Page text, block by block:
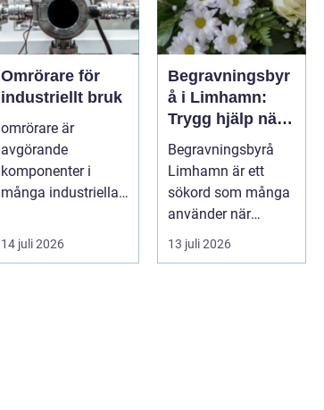
Omrörare för
industriellt bruk
omrörare är
avgörande
komponenter i
många industriella
erbjuder en lösning
för att...
14 juli 2026
Begravningsbyr
å i Limhamn:
Trygg hjälp när
livet förändras
Begravningsbyrå
Limhamn är ett
sökord som många
använder när
sorgen ...
13 juli 2026